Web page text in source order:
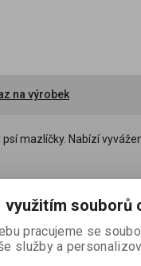
na výrobek
mazlíčky. Nabízí
(FOS) podporují
využitím souborů
pracujeme se
služby a